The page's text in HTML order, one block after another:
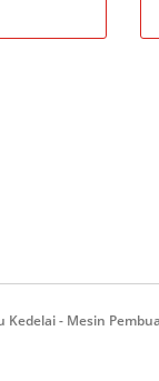
Kedelai - Mesin